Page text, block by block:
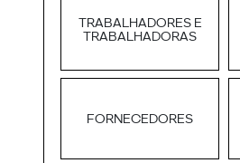
TRABALHADORES E
TRABALHADORAS
FORNECEDORES